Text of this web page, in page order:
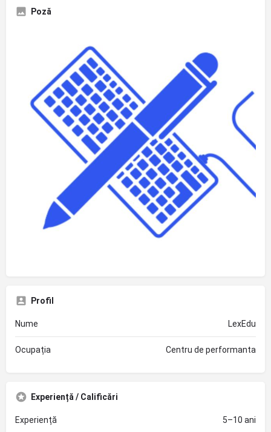
Poză
Profil
Nume LexEdu
Ocupația Centru de performanta
Experiență / Calificări
Experiență 5–10 ani